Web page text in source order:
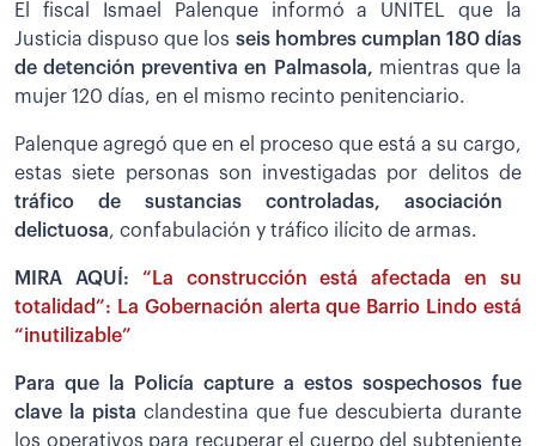
El fiscal Ismael Palenque informó a UNITEL que la
Justicia dispuso que los seis hombres cumplan 180 días
de detención preventiva en Palmasola, mientras que la
mujer 120 días, en el mismo recinto penitenciario.
Palenque agregó que en el proceso que está a su cargo,
estas siete personas son investigadas por delitos de
tráfico de sustancias controladas, asociación
delictuosa, confabulación y tráfico ilícito de armas.
MIRA AQUÍ: “La construcción está afectada en su
totalidad”: La Gobernación alerta que Barrio Lindo está
“inutilizable”
Para que la Policía capture a estos sospechosos fue
clave la pista clandestina que fue descubierta durante
los operativos para recuperar el cuerpo del subteniente